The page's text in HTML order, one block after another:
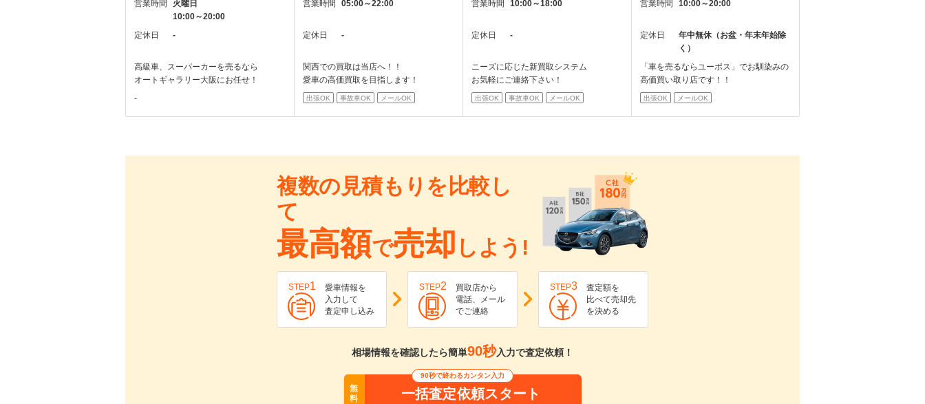
営業時間
火曜日
10:00～20:00
定休日
-
高級車、スーパーカーを売るなら
オートギャラリー大阪にお任せ！
-
営業時間
05:00～22:00
定休日 -
関西での買取は当店へ！！
愛車の高価買取を目指します！
出張OK 事故車OK メールOK
営業時間
10:00～18:00
定休日 -
ニーズに応じた新買取システム
お気軽にご連絡下さい！
出張OK 事故車OK メールOK
営業時間
10:00～20:00
定休日
年中無休（お盆・年末年始除
く）
「車を売るならユーポス」でお馴染みの
高価買い取り店です！！
出張OK メールOK
複数の見積もりを比較し
て
最高額で売却 しよう!
STEP1
愛車情報を
入力して
査定申し込み
STEP2
買取店から
電話、メール
でご連絡
STEP3
査定額を
比べて売却先
を決める
相場情報を確認したら簡単90秒入力で査定依頼！
無
料
90秒で終わるカンタン入力
一括査定依頼スタート